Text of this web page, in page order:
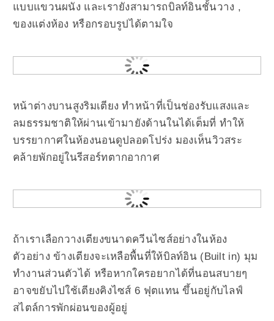
แบบแขวนผนัง และเรายังสามารถบิลท์อินชั้นวาง ,
ของแต่งห้อง หรือกรอบรูปได้ตามใจ
หน้าต่างบานสูงริมเตียง ทำหน้าที่เป็นช่องรับแสงและ
ลมธรรมชาติให้ผ่านเข้ามายังด้านในได้เต็มที่ ทำให้
บรรยากาศในห้องนอนดูปลอดโปร่ง มองเห็นวิวสระ
คล้ายพักอยู่ในรีสอร์ทตากอากาศ
ถ้าเราเลือกวางเตียงขนาดควีนไซส์อย่างในห้อง
ตัวอย่าง ข้างเตียงจะเหลือพื้นที่ให้บิลท์อิน (Built in) มุม
ทำงานส่วนตัวได้ หรือหากใครอยากได้ที่นอนสบายๆ
อาจขยับไปใช้เตียงคิงไซส์ 6 ฟุตแทน ขึ้นอยู่กับไลฟ์
สไตล์การพักผ่อนของผู้อยู่